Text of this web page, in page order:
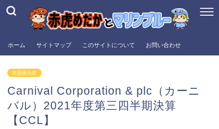
ホーム サイトマップ このサイトについて お問い合わせ
米国株決算
Carnival Corporation & plc（カーニ
バル）2021年度第三四半期決算
【CCL】